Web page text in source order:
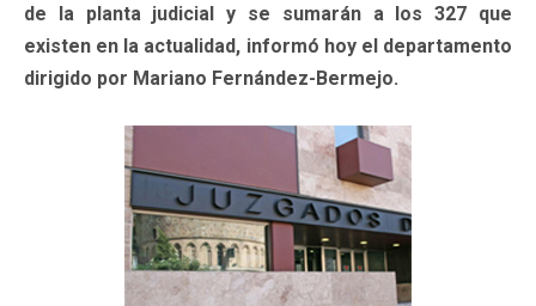
de la planta judicial y se sumarán a los 327 que
existen en la actualidad, informó hoy el departamento
dirigido por Mariano Fernández-Bermejo.